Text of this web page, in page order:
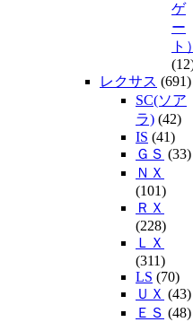
ゲ
ー
ト
レクサス (691)
SC(ソア
ラ) (42)
IS (41)
ＧＳ (33)
ＮＸ
(101)
ＲＸ
(228)
ＬＸ
(311)
LS (70)
ＵＸ (43)
ＥＳ (48)